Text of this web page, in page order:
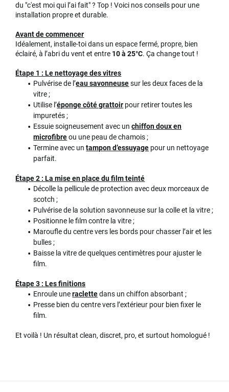
du "c'est moi qui l’ai fait" ? Top ! Voici nos conseils pour une
installation propre et durable.
Avant de commencer
Idéalement, installe-toi dans un espace fermé, propre, bien
éclairé, à l’abri du vent et entre 10 à 25°C. Ça change tout !
Étape 1 : Le nettoyage des vitres
Pulvérise de l’eau savonneusesur les deux faces de la
vitre ;
Utilise l’éponge côté grattoir pour retirer toutes les
impuretés ;
Essuie soigneusement avec unchiffon doux en
microfibreou une peau de chamois ;
Termine avec untampon d’essuyage pour un nettoyage
parfait.
Étape 2 : La mise en place du film teinté
Décolle la pellicule de protection avec deux morceaux de
scotch ;
Pulvérise de la solution savonneuse sur la colle et la vitre ;
Positionne le film contre la vitre ;
Maroufle du centre vers les bords pour chasser l’air et les
bulles ;
Baisse la vitre de quelques centimètres pour ajuster le
film.
Étape 3 : Les finitions
Enroule uneraclettedans un chiffon absorbant ;
Presse bien du centre vers l’extérieur pour bien fixer le
film.
Et voilà ! Un résultat clean, discret, pro, et surtout homologué !